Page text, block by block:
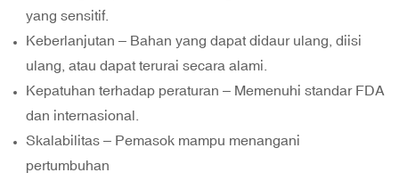
yang sensitif.
Keberlanjutan – Bahan yang dapat didaur ulang, diisi
ulang, atau dapat terurai secara alami.
Kepatuhan terhadap peraturan – Memenuhi standar FDA
dan internasional.
Skalabilitas – Pemasok mampu menangani
pertumbuhan